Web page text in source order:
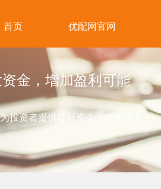
首页 优配网官网
金，增加盈利可能
投资者提供杠杆资金的金融服务！